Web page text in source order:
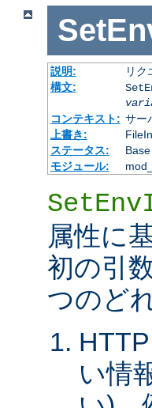
説明:
リク
構文:
コンテキスト: サー
上書き:
ステータス:
Base
モジュール:
属性に
初の引
つのど
い情